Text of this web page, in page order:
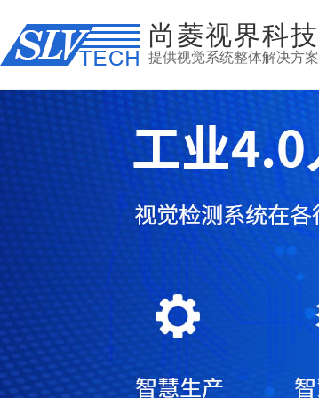
尚菱视界科技
提供视觉系统整体解决方案